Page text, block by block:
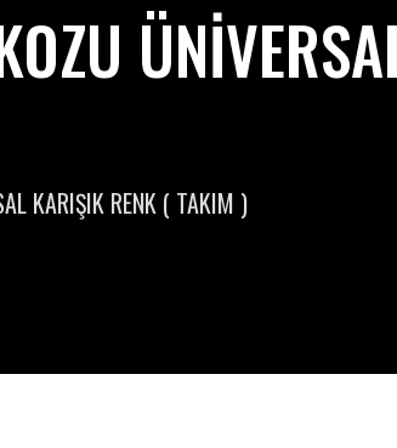
KARIŞIK RENK ( TAKIM )